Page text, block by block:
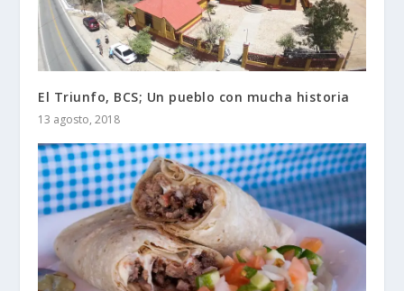
El Triunfo, BCS; Un pueblo con mucha historia
13 agosto, 2018